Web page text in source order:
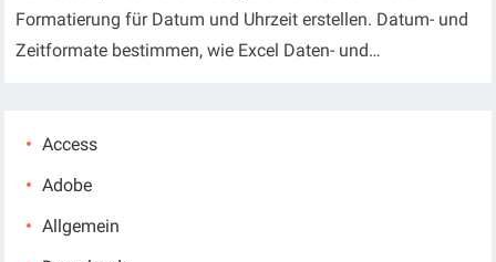
Formatierung für Datum und Uhrzeit erstellen. Datum- und
Zeitformate bestimmen, wie Excel Daten- und…
Access
Adobe
Allgemein